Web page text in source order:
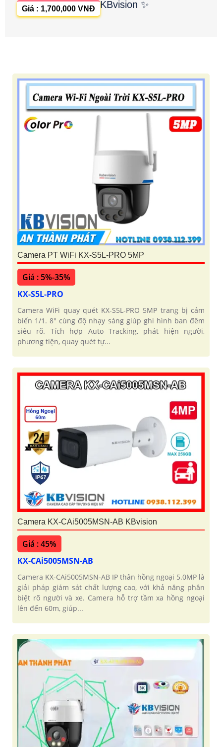
KBvision ✨
Giá : 1,700,000 VNĐ
Camera PT WiFi KX-S5L-PRO 5MP
Giá : 5%-35%
KX-S5L-PRO
Camera WiFi quay quét KX-S5L-PRO 5MP trang bị cảm
biến 1/1. 8" cùng độ nhạy sáng giúp ghi hình ban đêm
siêu rõ. Tích hợp Auto Tracking, phát hiện người,
phương tiện, quay quét tự...
Camera KX-CAi5005MSN-AB KBvision
Giá : 45%
KX-CAi5005MSN-AB
Camera KX-CAi5005MSN-AB IP thân hồng ngoại 5.0MP là
giải pháp giám sát chất lượng cao, với khả năng phân
biệt rõ người và xe. Camera hỗ trợ tầm xa hồng ngoại
lên đến 60m, giúp...